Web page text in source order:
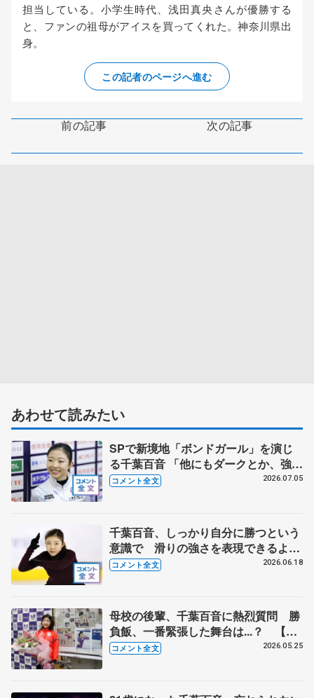
担当している。小学生時代、浅田真央さんが優勝する
と、ファンの祖母がアイスを買ってくれた。神奈川県出
身。
この記者のページへ進む
前の記事 次の記事
あわせて読みたい
SPで新境地「ボンドガール」を演じ
る千葉百音 「他にもダークとか、強い
女系の候補の曲は結構あったんですけ
コメント全文 2026.07.05
千葉百音、しっかり自分に勝つという
意識で 滑りの強さを表現できるよう
に筋力アップ【木下グループ/アカデミ
コメント全文 2026.06.18
母校の後輩、千葉百音に熱烈質問 勝
負飯、一番緊張した舞台は...？ 【東
北高校訪問】
コメント全文 2026.05.25